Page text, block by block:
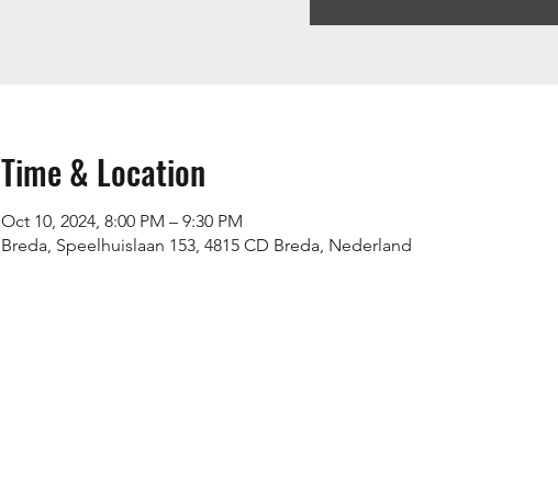
Time & Location
Oct 10, 2024, 8:00 PM – 9:30 PM
Breda, Speelhuislaan 153, 4815 CD Breda, Nederland